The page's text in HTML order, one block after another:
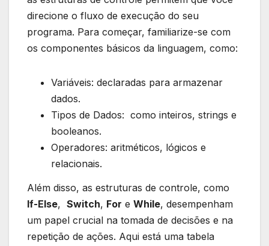
‍direcione ⁢o fluxo de execução do⁢ seu
programa. Para começar,⁢ familiarize-se com⁢
os componentes básicos da⁢ linguagem, como:
Variáveis: ⁤declaradas⁢ para armazenar
dados.
Tipos ⁤de ‌Dados: ‍ como ​inteiros, strings e
booleanos.
Operadores: aritméticos, lógicos ​e
⁢relacionais.
Além​ disso, ​as estruturas de controle, como
If-Else, ⁤ Switch,​ For e While, desempenham
um papel ⁢crucial na‌ tomada ‌de decisões⁤ e na
repetição de ações. Aqui está​ uma tabela⁢